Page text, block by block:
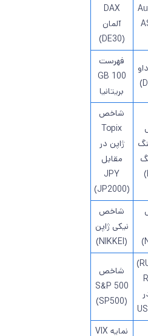
DAX
آلمان
(DE30)
فهرست
100 GB
بریتانیا
شاخص
Topix
ژاپن در
مقابل
JPY
(JP2000)
شاخص
نیکی ژاپن
(NIKKEI)
(RUT2000)
در
شاخص
S&P 500
(SP500)
نمایه VIX